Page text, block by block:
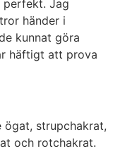
perfekt. Jag
händer i
kunnat göra
häftigt att prova
ögat, strupchakrat,
och rotchakrat.